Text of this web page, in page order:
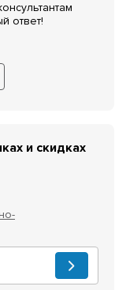
ответ!
и скидках